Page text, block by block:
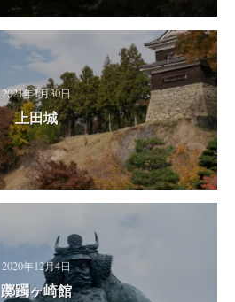
2021年1月30日
上田城
2020年12月4日
躑躅ヶ崎館